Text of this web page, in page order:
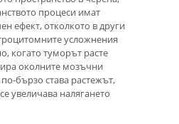
процеси имат
ефект, отколкото в други
усложнения
когато туморът расте
околните мозъчни
бързо става растежът,
увеличава налягането